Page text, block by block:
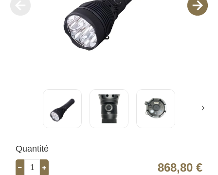
Quantité
868,80 €